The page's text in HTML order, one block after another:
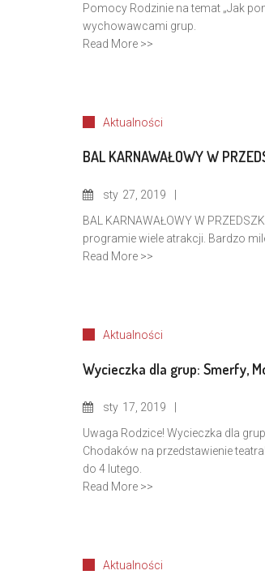
Pomocy Rodzinie na temat „Jak
wychowawcami grup.
Read More >>
Aktualności
BAL KARNAWAŁOWY W
sty 27, 2019
BAL KARNAWAŁOWY W
programie wiele atrakcji. Bardzo
Read More >>
Aktualności
Wycieczka dla grup: Smerfy,
sty 17, 2019
Uwaga Rodzice! Wycieczka dla
Chodaków na przedstawienie
do 4 lutego.
Read More >>
Aktualności